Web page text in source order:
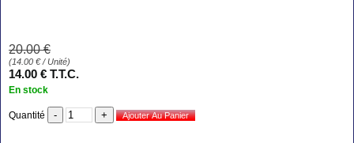
20.00 €
(14.00 €/ Unité)
14.00 € T.T.C.
En stock
Quantité